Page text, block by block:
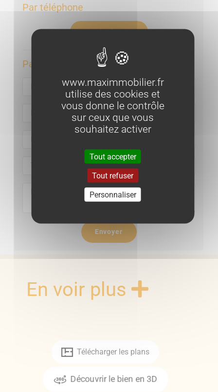
Par téléphone
Appeler l'agence
Par email :
Envoyer
En voir plus
Télécharger les plans
Découvrir le bien en 3D
www.maximmobilier.fr
utilise des cookies et
vous donne le contrôle
sur ceux que vous
souhaitez activer
Tout accepter
Tout refuser
Personnaliser